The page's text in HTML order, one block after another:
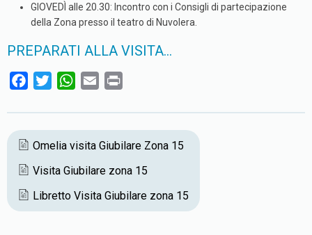
GIOVEDÌ alle 20.30: Incontro con i Consigli di partecipazione
della Zona presso il teatro di Nuvolera.
PREPARATI ALLA VISITA…
c
e
b
o
o
i
t
t
e
W
a
t
s
A
p
a
i
l
i
n
t
Omelia visita Giubilare Zona 15
Visita Giubilare zona 15
Libretto Visita Giubilare zona 15